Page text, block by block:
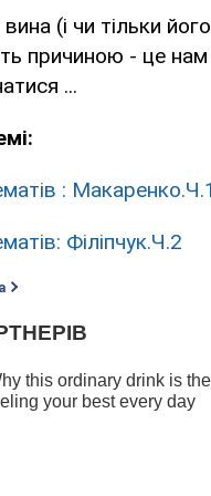
(і чи тільки
причиною - це
...
: Макаренко.Ч.1
Філіпчук.Ч.2